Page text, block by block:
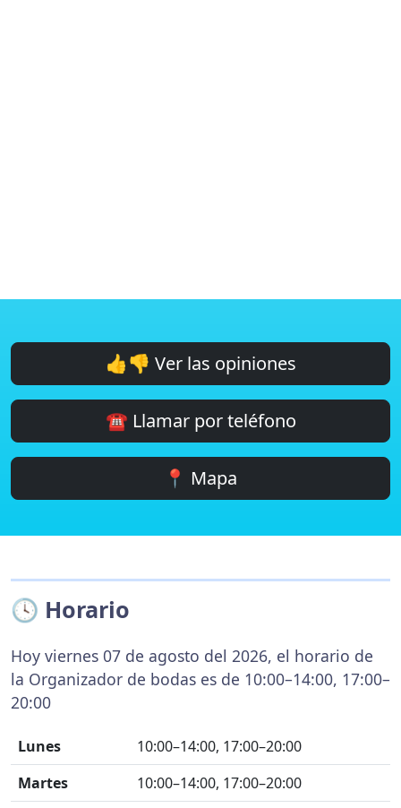
👍👎 Ver las opiniones
☎️ Llamar por teléfono
📍 Mapa
🕓 Horario
Hoy viernes 07 de agosto del 2026, el horario de
la Organizador de bodas es de 10:00–14:00, 17:00–
20:00
Lunes
10:00–14:00, 17:00–20:00
Martes
10:00–14:00, 17:00–20:00